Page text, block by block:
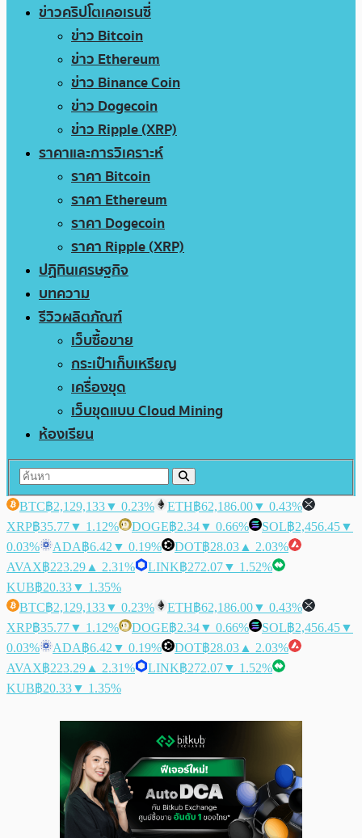
ข่าวคริปโตเคอเรนซี่
ข่าว Bitcoin
ข่าว Ethereum
ข่าว Binance Coin
ข่าว Dogecoin
ข่าว Ripple (XRP)
ราคาและการวิเคราะห์
ราคา Bitcoin
ราคา Ethereum
ราคา Dogecoin
ราคา Ripple (XRP)
ปฏิทินเศรษฐกิจ
บทความ
รีวิวผลิตภัณฑ์
เว็บซื้อขาย
กระเป๋าเก็บเหรียญ
เครื่องขุด
เว็บขุดแบบ Cloud Mining
ห้องเรียน
BTC฿2,129,133▼ 0.23% ETH฿62,186.00▼ 0.43%
XRP฿35.77▼ 1.12% DOGE฿2.34▼ 0.66% SOL฿2,456.45▼
0.03%
ADA฿6.42 ▼ 0.19% DOT฿28.03 ▲ 2.03%
AVAX฿223.29 ▲ 2.31% LINK฿272.07▼ 1.52%
KUB฿20.33▼ 1.35%
BTC฿2,129,133▼ 0.23% ETH฿62,186.00▼ 0.43%
XRP฿35.77▼ 1.12% DOGE฿2.34▼ 0.66% SOL฿2,456.45▼
0.03%
ADA฿6.42 ▼ 0.19% DOT฿28.03 ▲ 2.03%
AVAX฿223.29 ▲ 2.31% LINK฿272.07▼ 1.52%
KUB฿20.33▼ 1.35%